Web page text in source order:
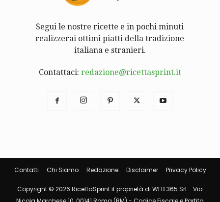
Segui le nostre ricette e in pochi minuti
realizzerai ottimi piatti della tradizione
italiana e stranieri.
Contattaci: redazione@ricettasprint.it
Contatti Chi Siamo Redazione Disclaimer Privacy Policy
Copyright © 2026 RicettaSprint.it proprietà di WEB 365 Srl - Via